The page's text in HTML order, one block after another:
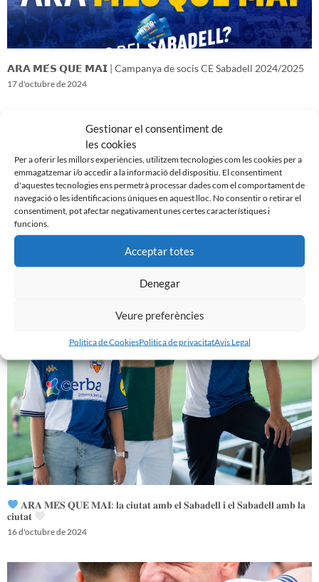
Gestionar el consentiment de
les cookies
Per a oferir les millors experiències, utilitzem tecnologies com les cookies per a
emmagatzemar i/o accedir a la informació del dispositiu. El consentiment
d'aquestes tecnologies ens permetrà processar dades com el comportament de
navegació o les identificacions úniques en aquest lloc. No consentir o retirar el
consentiment, pot afectar negativament unes certes característiques i
funcions.
Acceptar totes
Denegar
Veure preferències
Politica de CookiesPolitica de privacitatAvis Legal
𝗔𝗥𝗔 𝗠𝗘́𝗦 𝗤𝗨𝗘 𝗠𝗔𝗜 | Campanya de socis CE Sabadell 2024/2025
17 d'octubre de 2024
𝑽𝒆𝒏𝒊𝒎 𝒅’𝒖𝒏𝒂 𝒈𝒓𝒂𝒏 𝒃𝒂𝒕𝒂𝒍𝒍𝒂…𝒊 𝒂𝒏𝒆𝒎 𝒂 𝒑𝒆𝒓 𝒍𝒂 𝒔𝒆𝒈𝒖̈𝒆𝒏𝒕
𝐀𝐑𝐀 𝐌𝐄́𝐒 𝐐𝐔𝐄 𝐌𝐀𝐈: 𝐥𝐚 𝐜𝐢𝐮𝐭𝐚𝐭 𝐚𝐦𝐛 𝐞𝐥 𝐒𝐚𝐛𝐚𝐝𝐞𝐥𝐥 𝐢 𝐞𝐥 𝐒𝐚𝐛𝐚𝐝𝐞𝐥𝐥 𝐚𝐦𝐛 𝐥𝐚
𝐜𝐢𝐮𝐭𝐚𝐭
16 d'octubre de 2024